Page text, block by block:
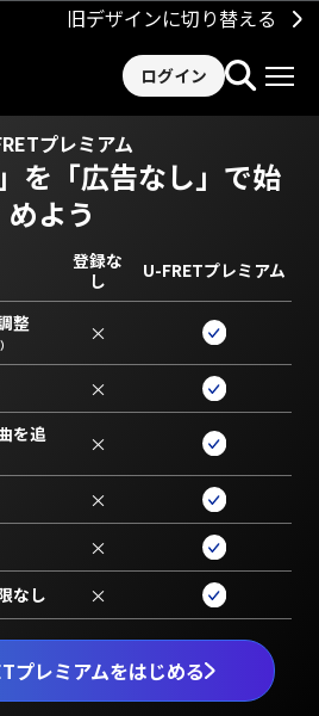
旧デザインに切り替える
ログイン
プレミアム
を 「広告なし」で始
めよう
プレミアムをはじめる
登録な
し
U-FRETプレミアム
整 ×
×
を追
×
×
×
なし ×